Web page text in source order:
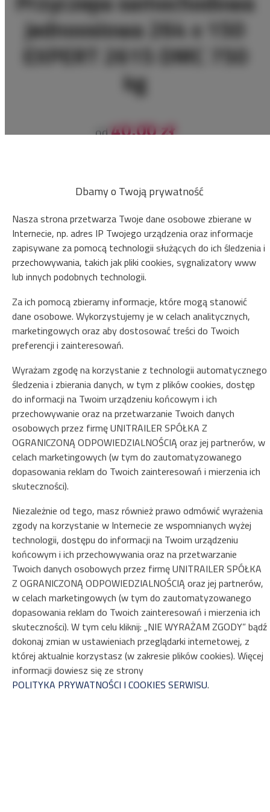
jednoosiowa 264 x 150
EXPERT 2615 DMC 750
kg
od40.00 zł
Sprawdź dostępność
Gwarancja najniższej ceny przyczep tylko na naszej stronie www
Natychmiastowe potwierdzenie rezerwacji (płatność online)
Gwarantujemy pełne bezpieczeństwo transakcji
ZOBACZ NA MAPIE
ZAREZERWUJ
Właściwości
Dbamy o Twoją prywatność
Nasza strona przetwarza Twoje dane osobowe zbierane w
Internecie, np. adres IP Twojego urządzenia oraz informacje
zapisywane za pomocą technologii służących do ich śledzenia i
przechowywania, takich jak pliki cookies, sygnalizatory www
lub innych podobnych technologii.
Za ich pomocą zbieramy informacje, które mogą stanowić
dane osobowe. Wykorzystujemy je w celach analitycznych,
marketingowych oraz aby dostosować treści do Twoich
preferencji i zainteresowań.
Wyrażam zgodę na korzystanie z technologii automatycznego
śledzenia i zbierania danych, w tym z plików cookies, dostęp
do informacji na Twoim urządzeniu końcowym i ich
przechowywanie oraz na przetwarzanie Twoich danych
osobowych przez firmę UNITRAILER SPÓŁKA Z
OGRANICZONĄ ODPOWIEDZIALNOŚCIĄ oraz jej partnerów, w
celach marketingowych (w tym do zautomatyzowanego
dopasowania reklam do Twoich zainteresowań i mierzenia ich
skuteczności).
Niezależnie od tego, masz również prawo odmówić wyrażenia
zgody na korzystanie w Internecie ze wspomnianych wyżej
technologii, dostępu do informacji na Twoim urządzeniu
końcowym i ich przechowywania oraz na przetwarzanie
Twoich danych osobowych przez firmę UNITRAILER SPÓŁKA
Z OGRANICZONĄ ODPOWIEDZIALNOŚCIĄ oraz jej partnerów,
w celach marketingowych (w tym do zautomatyzowanego
dopasowania reklam do Twoich zainteresowań i mierzenia ich
skuteczności). W tym celu kliknij: „NIE WYRAŻAM ZGODY” bądź
dokonaj zmian w ustawieniach przeglądarki internetowej, z
której aktualnie korzystasz (w zakresie plików cookies). Więcej
informacji dowiesz się ze strony
POLITYKA PRYWATNOŚCI I COOKIES SERWISU.